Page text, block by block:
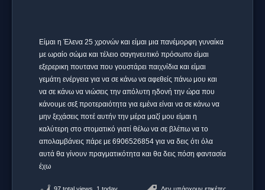
Είμαι η Έλενα 25 χρονών και είμαι μια πανέμορφη γυναίκα
με ωραίο σώμα και τέλειο σαγηνευτικό πρόσωπο είμαι
εξερερικη πουτανα που γουστάρει παιχνίδια και είμαι
γεμάτη ενέργεια για να σε κάνω να αφεθείς πάνω μου και
να σε κάνω να νιώσεις την απόλυτη ηδονή την ώρα που
κάνουμε σεξ προτεραιότητα για εμένα είναι να σε κάνω να
μην ξεχάσεις ποτέ αυτήν την μέρα μαζί μου είμαι η
καλύτερη στο στοματικό γιατί θέλω να σε βλέπω να το
απολαμβάνεις πάρε με 6906526854 για να δεις ότι όλα
αυτά θα γίνουν πραγματικότητα και θα δεις πόση φαντασία
έχω